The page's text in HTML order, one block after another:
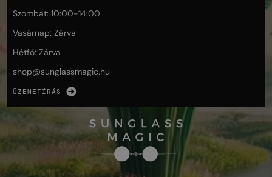
Szombat: 10:00-14:00
Vasárnap: Zárva
Hétfő: Zárva
shop@sunglassmagic.hu
ÜZENETÍRÁS